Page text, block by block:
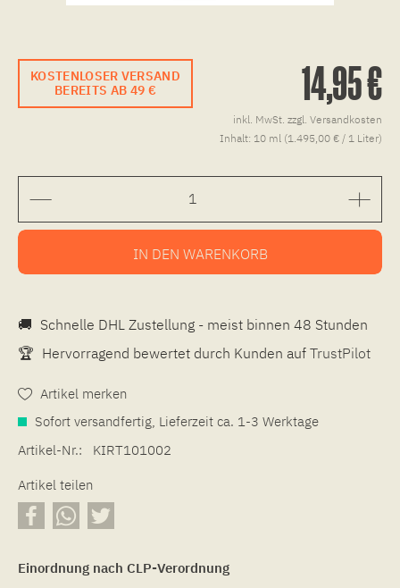
KOSTENLOSER VERSAND
BEREITS AB 49 €
14,95 €
inkl. MwSt. zzgl. Versandkosten
Inhalt: 10 ml (1.495,00 € / 1 Liter)
IN DEN WARENKORB
🚚 Schnelle DHL Zustellung - meist binnen 48 Stunden
🏆 Hervorragend bewertet durch Kunden auf TrustPilot
Artikel merken
Sofort versandfertig, Lieferzeit ca. 1-3 Werktage
Artikel-Nr.:
KIRT101002
Artikel teilen
Einordnung nach CLP-Verordnung